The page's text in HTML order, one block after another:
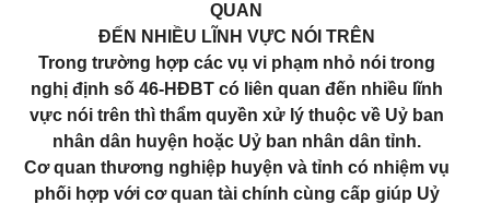
QUAN
ĐẾN NHIỀU LĨNH VỰC NÓI TRÊN
Trong trường hợp các vụ vi phạm nhỏ nói trong
nghị định số 46-HĐBT có liên quan đến nhiều lĩnh
vực nói trên thì thẩm quyền xử lý thuộc về Uỷ ban
nhân dân huyện hoặc Uỷ ban nhân dân tỉnh.
Cơ quan thương nghiệp huyện và tỉnh có nhiệm vụ
phối hợp với cơ quan tài chính cùng cấp giúp Uỷ